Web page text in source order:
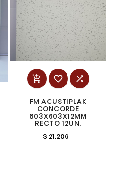
  
FM ACUSTIPLAK
CONCORDE
603X603X12MM
RECTO 12UN.
$ 21.206